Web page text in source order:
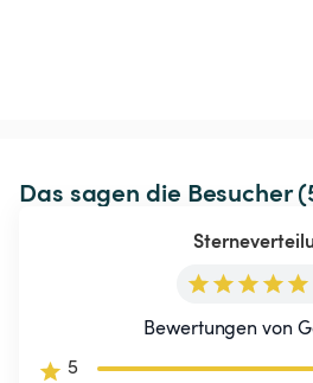
Das sagen die Besucher
Bewertungen von
5